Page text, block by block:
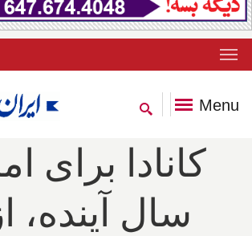
Menu
کانادا برای
سال آینده،